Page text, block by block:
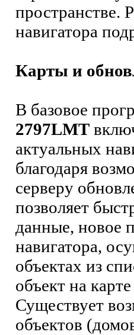
пространстве.
навигатора
Карты и
В базовое
2797LMT
актуальных
благодаря
серверу
позволяет
данные, новое
навигатора,
объектах из
объект на
Существует
объектов